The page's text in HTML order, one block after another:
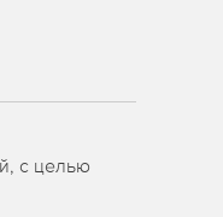
с целью